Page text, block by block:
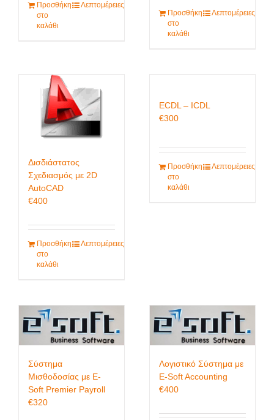
Προσθήκη
στο
καλάθι
Λεπτομέρειες
Προσθήκη
στο
καλάθι
Λεπτομέρειες
Δισδιάστατος
Σχεδιασμός με 2D
AutoCAD
€400
Προσθήκη
στο
καλάθι
Λεπτομέρειες
ECDL – ICDL
€300
Προσθήκη
στο
καλάθι
Λεπτομέρειες
Σύστημα
Μισθοδοσίας με E-
Soft Premier Payroll
€320
Λογιστικό Σύστημα με
E-Soft Accounting
€400